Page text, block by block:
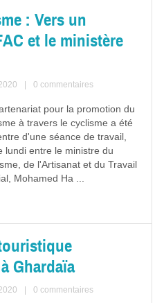
: Vers un
et le ministère
0 commentaires
pour la promotion du
à travers le cyclisme a été
d'une séance de travail,
lundi entre le ministre du
de l'Artisanat et du Travail
Mohamed Ha ...
Ghardaïa
0 commentaires